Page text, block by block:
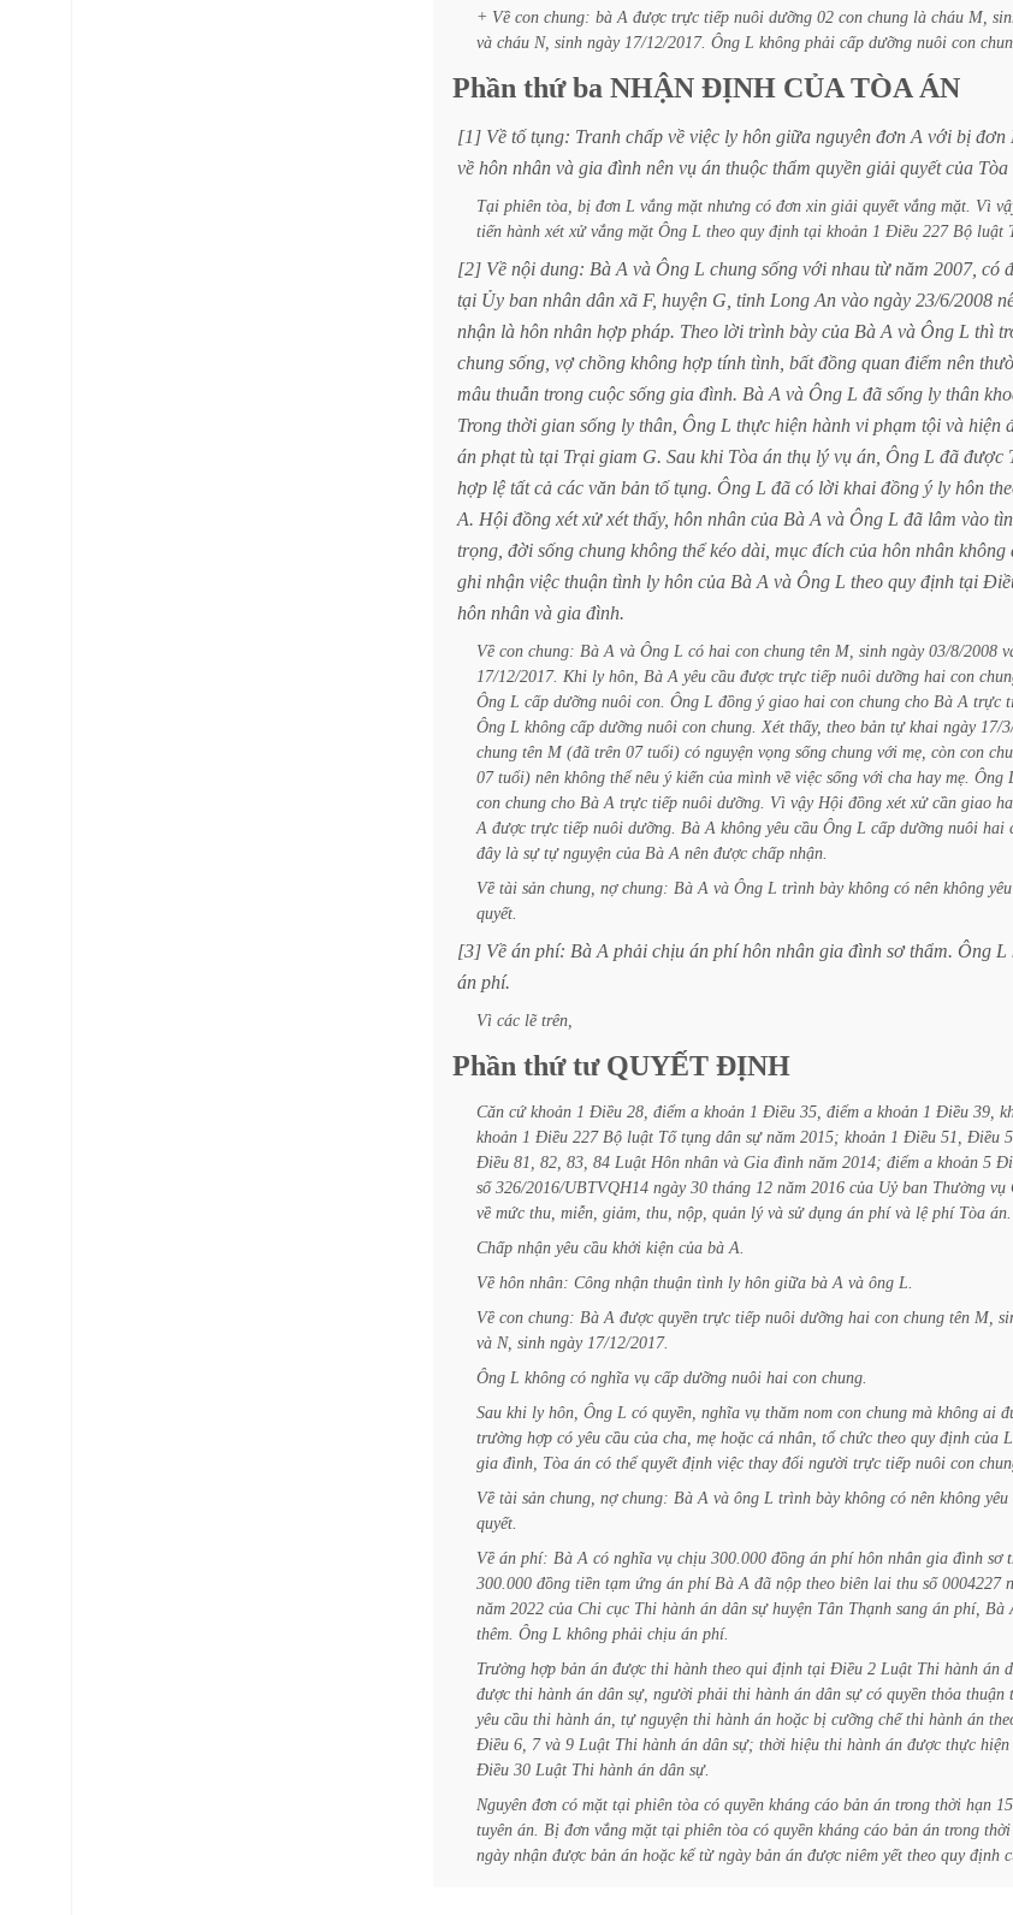
+ Về con chung: bà A được trực tiếp nuôi dưỡng 02 con chung là cháu M,
và cháu N, sinh ngày 17/12/2017. Ông L không phải cấp dưỡng nuôi con
Phần thứ ba NHẬN ĐỊNH CỦA TÒA ÁN
[1] Về tố tụng: Tranh chấp về việc ly hôn giữa nguyên đơn A với bị đơn
về hôn nhân và gia đình nên vụ án thuộc thẩm quyền giải quyết của Tòa
Tại phiên tòa, bị đơn L vắng mặt nhưng có đơn xin giải quyết vắng mặt. Vì
tiến hành xét xử vắng mặt Ông L theo quy định tại khoản 1 Điều 227 Bộ luật
[2] Về nội dung: Bà A và Ông L chung sống với nhau từ năm 2007, có
tại Ủy ban nhân dân xã F, huyện G, tỉnh Long An vào ngày 23/6/2008
nhận là hôn nhân hợp pháp. Theo lời trình bày của Bà A và Ông L thì
chung sống, vợ chồng không hợp tính tình, bất đồng quan điểm nên
mâu thuẫn trong cuộc sống gia đình. Bà A và Ông L đã sống ly thân
Trong thời gian sống ly thân, Ông L thực hiện hành vi phạm tội và hiện
án phạt tù tại Trại giam G. Sau khi Tòa án thụ lý vụ án, Ông L đã được
hợp lệ tất cả các văn bản tố tụng. Ông L đã có lời khai đồng ý ly hôn
A. Hội đồng xét xử xét thấy, hôn nhân của Bà A và Ông L đã lâm vào
trọng, đời sống chung không thể kéo dài, mục đích của hôn nhân không
ghi nhận việc thuận tình ly hôn của Bà A và Ông L theo quy định tại
hôn nhân và gia đình.
Về con chung: Bà A và Ông L có hai con chung tên M, sinh ngày 03/8/2008
17/12/2017. Khi ly hôn, Bà A yêu cầu được trực tiếp nuôi dưỡng hai con
Ông L cấp dưỡng nuôi con. Ông L đồng ý giao hai con chung cho Bà A trực
Ông L không cấp dưỡng nuôi con chung. Xét thấy, theo bản tự khai ngày 17/
chung tên M (đã trên 07 tuổi) có nguyện vọng sống chung với mẹ, còn con
07 tuổi) nên không thể nêu ý kiến của mình về việc sống với cha hay mẹ. Ông
con chung cho Bà A trực tiếp nuôi dưỡng. Vì vậy Hội đồng xét xử cần giao
A được trực tiếp nuôi dưỡng. Bà A không yêu cầu Ông L cấp dưỡng nuôi hai
đây là sự tự nguyện của Bà A nên được chấp nhận.
Về tài sản chung, nợ chung: Bà A và Ông L trình bày không có nên không yêu
quyết.
[3] Về án phí: Bà A phải chịu án phí hôn nhân gia đình sơ thẩm. Ông L
án phí.
Vì các lẽ trên,
Phần thứ tư QUYẾT ĐỊNH
Căn cứ khoản 1 Điều 28, điểm a khoản 1 Điều 35, điểm a khoản 1 Điều 39,
khoản 1 Điều 227 Bộ luật Tố tụng dân sự năm 2015; khoản 1 Điều 51, Điều
Điều 81, 82, 83, 84 Luật Hôn nhân và Gia đình năm 2014; điểm a khoản 5
số 326/2016/UBTVQH14 ngày 30 tháng 12 năm 2016 của Uỷ ban Thường vụ
về mức thu, miễn, giảm, thu, nộp, quản lý và sử dụng án phí và lệ phí Tòa án.
Chấp nhận yêu cầu khởi kiện của bà A.
Về hôn nhân: Công nhận thuận tình ly hôn giữa bà A và ông L.
Về con chung: Bà A được quyền trực tiếp nuôi dưỡng hai con chung tên M,
và N, sinh ngày 17/12/2017.
Ông L không có nghĩa vụ cấp dưỡng nuôi hai con chung.
Sau khi ly hôn, Ông L có quyền, nghĩa vụ thăm nom con chung mà không ai
trường hợp có yêu cầu của cha, mẹ hoặc cá nhân, tổ chức theo quy định của
gia đình, Tòa án có thể quyết định việc thay đổi người trực tiếp nuôi con
Về tài sản chung, nợ chung: Bà A và ông L trình bày không có nên không yêu
quyết.
Về án phí: Bà A có nghĩa vụ chịu 300.000 đồng án phí hôn nhân gia đình sơ
300.000 đồng tiền tạm ứng án phí Bà A đã nộp theo biên lai thu số 0004227
năm 2022 của Chi cục Thi hành án dân sự huyện Tân Thạnh sang án phí, Bà
thêm. Ông L không phải chịu án phí.
Trường hợp bản án được thi hành theo qui định tại Điều 2 Luật Thi hành án
được thi hành án dân sự, người phải thi hành án dân sự có quyền thỏa thuận
yêu cầu thi hành án, tự nguyện thi hành án hoặc bị cưỡng chế thi hành án
Điều 6, 7 và 9 Luật Thi hành án dân sự; thời hiệu thi hành án được thực hiện
Điều 30 Luật Thi hành án dân sự.
Nguyên đơn có mặt tại phiên tòa có quyền kháng cáo bản án trong thời hạn 15
tuyên án. Bị đơn vắng mặt tại phiên tòa có quyền kháng cáo bản án trong thời
ngày nhận được bản án hoặc kể từ ngày bản án được niêm yết theo quy định